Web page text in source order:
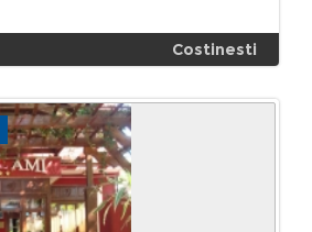
Costinesti